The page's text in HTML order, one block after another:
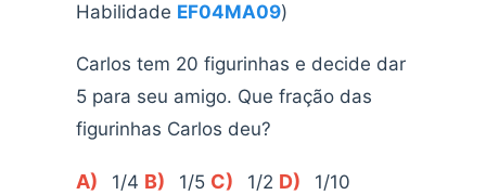
Habilidade EF04MA09)
Carlos tem 20 figurinhas e decide dar
5 para seu amigo. Que fração das
figurinhas Carlos deu?
A) 1/4 B) 1/5 C) 1/2 D) 1/10